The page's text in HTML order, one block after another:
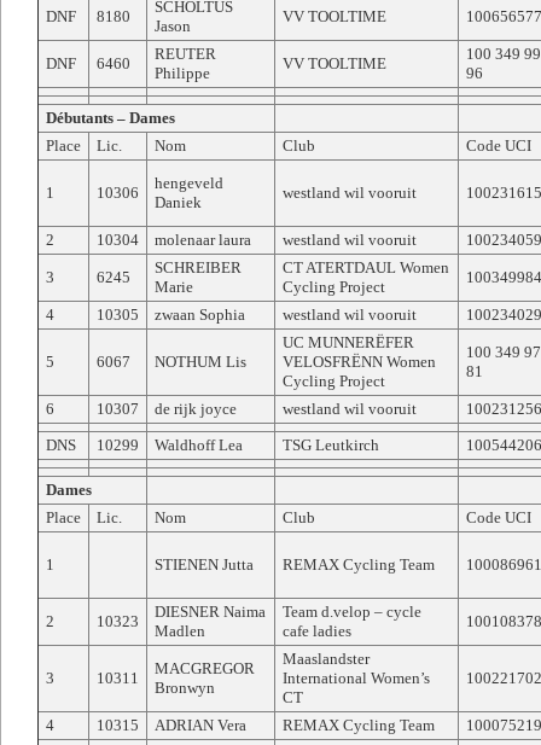
DNF 8180
SCHOLTUS
Jason
VV TOOLTIME
DNF 6460
REUTER
Philippe
VV TOOLTIME
100 349
96
Débutants – Dames
Place
Lic. Nom Club Code UCI
1 10306
hengeveld
Daniek
westland wil vooruit
2 10304 molenaar laura westland wil vooruit
3 6245
SCHREIBER
Marie
CT ATERTDAUL Women
Cycling Project
4 10305 zwaan Sophia westland wil vooruit
5 6067 NOTHUM Lis
UC MUNNERËFER
VELOSFRËNN Women
Cycling Project
100 349
81
6 10307 de rijk joyce westland wil vooruit
DNS
10299 Waldhoff Lea TSG Leutkirch
Dames
Place
Lic. Nom Club Code UCI
1 STIENEN Jutta REMAX Cycling Team
2 10323
DIESNER Naima
Madlen
Team d.velop – cycle
cafe ladies
3 10311
MACGREGOR
Bronwyn
Maaslandster
International Women’s
CT
4 10315 ADRIAN Vera REMAX Cycling Team